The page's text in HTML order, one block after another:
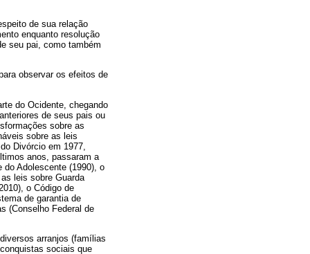
de sua relação
enquanto resolução
seu pai, como também
observar os efeitos de
do Ocidente, chegando
de seus pais ou
sobre as
sobre as leis
Divórcio em 1977,
anos, passaram a
Adolescente (1990), o
leis sobre Guarda
o Código de
de garantia de
(Conselho Federal de
arranjos (famílias
sociais que